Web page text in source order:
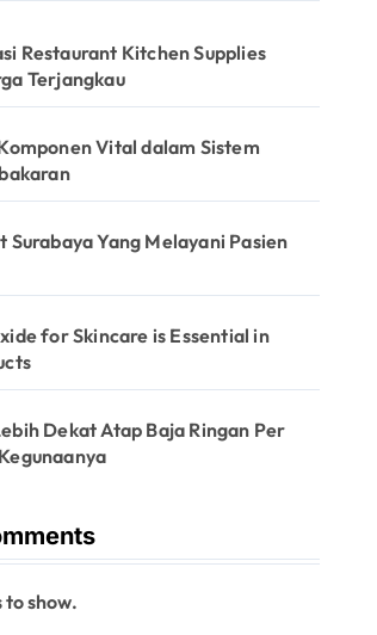
Restaurant Kitchen Supplies
Terjangkau
Vital dalam Sistem
Surabaya Yang Melayani Pasien
for Skincare is Essential in
Dekat Atap Baja Ringan Per
to show.